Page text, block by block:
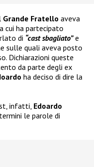
Grande Fratello aveva
cui ha partecipato
di “cast sbagliato”e
sulle quali aveva posto
Dichiarazioni queste
da parte degli ex
ha deciso di dire la
infatti, Edoardo
le parole di